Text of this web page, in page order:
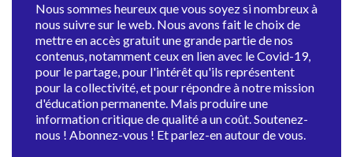
Nous sommes heureux que vous soyez si nombreux à
nous suivre sur le web. Nous avons fait le choix de
mettre en accès gratuit une grande partie de nos
contenus, notamment ceux en lien avec le Covid-19,
pour le partage, pour l'intérêt qu'ils représentent
pour la collectivité, et pour répondre à notre mission
d'éducation permanente. Mais produire une
information critique de qualité a un coût. Soutenez-
nous ! Abonnez-vous ! Et parlez-en autour de vous.